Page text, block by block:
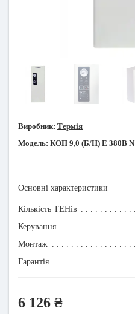
Виробник: Термія
Модель: КОП 9,0 (Б/Н) Е 380В N
Основні характеристики
Кількість ТЕНів
Керування
Монтаж
Гарантія
6 126 ₴